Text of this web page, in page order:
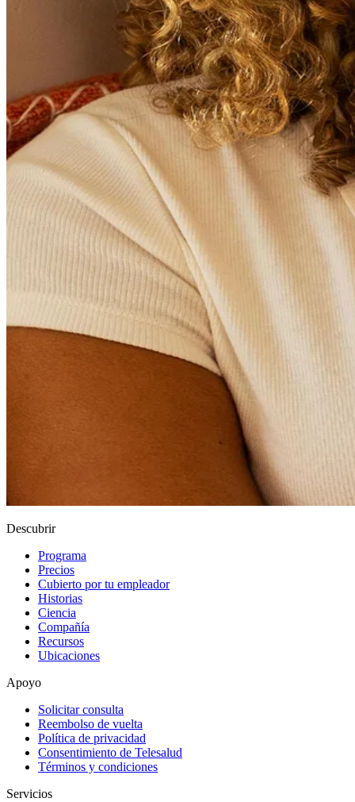
Descubrir
Programa
Precios
Cubierto por tu empleador
Historias
Ciencia
Compañía
Recursos
Ubicaciones
Apoyo
Solicitar consulta
Reembolso de vuelta
Política de privacidad
Consentimiento de Telesalud
Términos y condiciones
Servicios